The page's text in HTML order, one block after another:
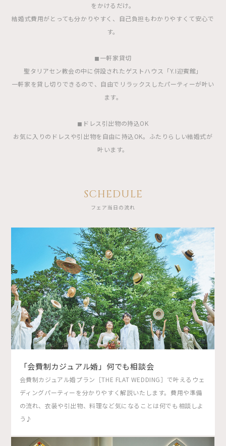
をかけるだけ。
結婚式費用がとっても分かりやすく、自己負担もわかりやすくて安心で
す。
◼︎一軒家貸切
聖タリアセン教会の中に併設されたゲストハウス「Y.I迎賓館」
一軒家を貸し切りできるので、自由でリラックスしたパーティーが叶い
ます。
◼︎ドレス引出物の持込OK
お気に入りのドレスや引出物を自由に持込OK。ふたりらしい結婚式が
叶います。
SCHEDULE
フェア当日の流れ
「会費制カジュアル婚」何でも相談会
会費制カジュアル婚プラン［THE FLAT WEDDING］で叶えるウェ
ディングパーティーを分かりやすく解説いたします。費用や準備
の流れ、衣装や引出物、料理など気になることは何でも相談しよ
う♪